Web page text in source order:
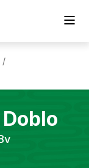
/
Doblo